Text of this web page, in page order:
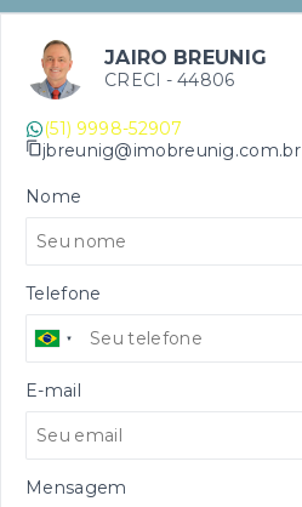
JAIRO BREUNIG
CRECI - 44806
(51) 9998-52907
jbreunig@imobreunig.com.br
Nome
Telefone
E-mail
Mensagem